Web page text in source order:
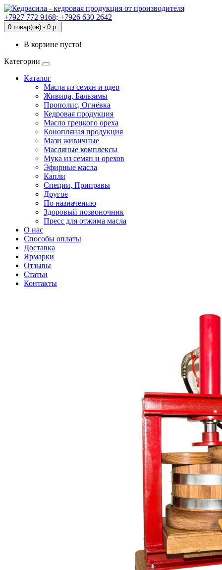
+7927 772 9168; +7926 630 2642
0 товар(ов) - 0 р.
В корзине пусто!
Категории
Каталог
Масла из семян и ядер
Живица, Бальзамы
Прополис, Огнёвка
Кедровая продукция
Масло грецкого ореха
Конопляная продукция
Мази живичные
Масляные комплексы
Мука из семян и орехов
Эфирные масла
Капли
Специи, Приправы
Другое
По назначению
Здоровый позвоночник
Пресс для отжима масла
О нас
Способы оплаты
Доставка
Ярмарки
Отзывы
Статьи
Контакты